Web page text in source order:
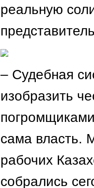
реальную
– Судебная
изобразить
сама власть.
рабочих
собрались